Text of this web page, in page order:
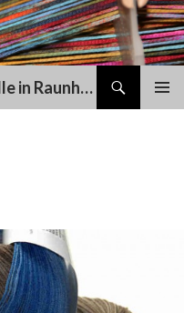
Heikes-Handgewebtes – Wolle in Raunheim